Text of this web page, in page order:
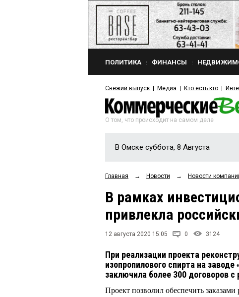
ПОЛИТИКА ФИНАНСЫ
Свежий выпуск Медиа Кто есть кто
О том, что происходит на самом деле
В Омске суббота, 8 Августа
Главная → Новости → Новости
В рамках
привлекла
12 августа 2020 15:05 0 3124
При реализации проекта
изопропилового спирта на
заключила более 300 договоров
Проект позволил обеспечить